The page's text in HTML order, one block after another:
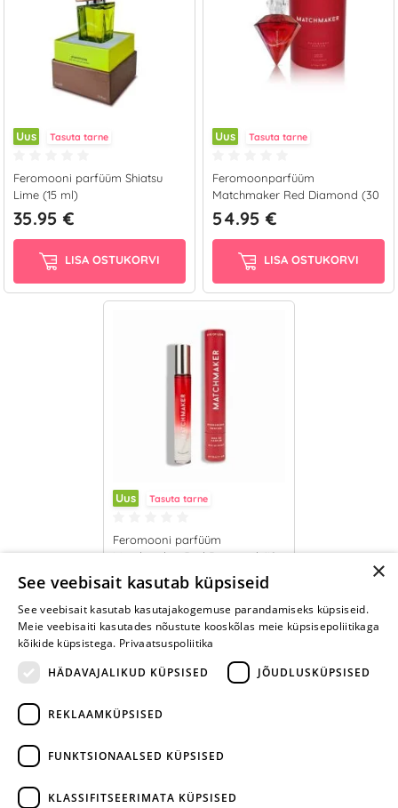
Uus Tasuta tarne
Feromooni parfüüm Shiatsu
Lime (15 ml)
35.95 €
LISA OSTUKORVI
Uus Tasuta tarne
Feromoonparfüüm
Matchmaker Red Diamond (30
ml)
54.95 €
LISA OSTUKORVI
Uus Tasuta tarne
Feromooni parfüüm
Matchmaker Red Diamond (10
ml)
29.95 €
LISA OSTUKORVI
×
See veebisait kasutab küpsiseid
See veebisait kasutab kasutajakogemuse parandamiseks küpsiseid.
Meie veebisaiti kasutades nõustute kooskõlas meie küpsisepoliitikaga
kõikide küpsistega. Privaatsuspoliitika
HÄDAVAJALIKUD KÜPSISED
JÕUDLUSKÜPSISED
REKLAAMKÜPSISED
FUNKTSIONAALSED KÜPSISED
KLASSIFITSEERIMATA KÜPSISED